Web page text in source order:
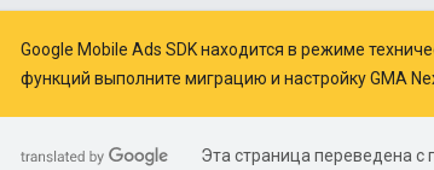
Google Mobile Ads SDK находится в режиме
функций выполните миграцию и настройку GMA
Эта страница переведена